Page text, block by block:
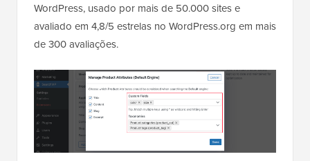
WordPress, usado por mais de 50.000 sites e
avaliado em 4,8/5 estrelas no WordPress.org em mais
de 300 avaliações.